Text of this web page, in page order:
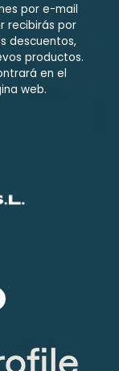
por e-mail
recibirás por
descuentos,
productos.
en el
web.